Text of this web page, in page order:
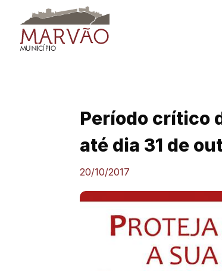
content
Período crítico
até dia 31 de
20/10/2017